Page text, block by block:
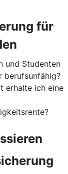
für
und Studenten
berufsunfähig?
erhalte ich eine